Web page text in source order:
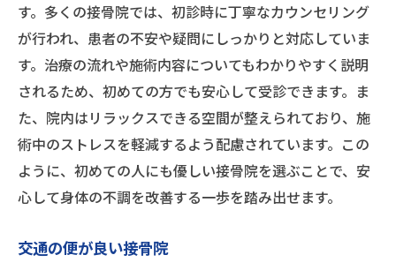
す。多くの接骨院では、初診時に丁寧なカウンセリング
が行われ、患者の不安や疑問にしっかりと対応していま
す。治療の流れや施術内容についてもわかりやすく説明
されるため、初めての方でも安心して受診できます。ま
た、院内はリラックスできる空間が整えられており、施
術中のストレスを軽減するよう配慮されています。この
ように、初めての人にも優しい接骨院を選ぶことで、安
心して身体の不調を改善する一歩を踏み出せます。
交通の便が良い接骨院